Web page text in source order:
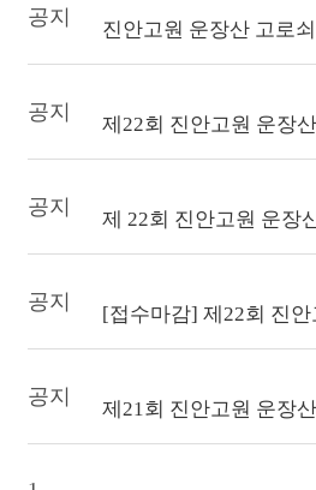
공지
공지
공지
공지
공지